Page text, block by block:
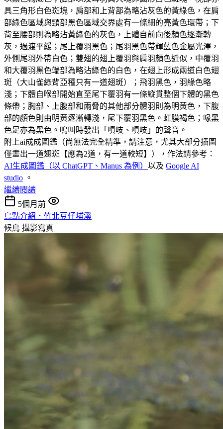
具三角形白色斑塊，肩部和上背部為略沾灰色的黃綠色，在肩
部綠色區域與頸部黑色區域交界處有一條細的亮黃色環帶；下
背至腰部則為略沾黃綠色的灰色，上體自前向後顏色逐漸轉
灰，過渡平緩；尾上覆羽黑色；尾羽黑色帶輝藍色金屬光澤，
外側尾羽外帶白色；雙翅的翅上覆羽與肩羽顏色近似，中覆羽
和大覆羽黑色端部為略沾綠色的白色，在翅上形成兩道白色翅
斑（大山雀綠背亞種只有一道翅斑）；飛羽黑色，羽緣色略
淺；下體自喉部開始直至尾下覆羽有一條縱貫整個下體的黑色
條帶；胸部、上腹部和兩脅的其他部分體羽則為明黃色，下腹
部的顏色則由明黃逐漸轉淺，尾下覆羽黑色。虹膜褐色；喙黑
色足亦為黑色。鳴叫時發出「嘖吱、嘖吱」的聲音。
附上ai成成圖鑑（尚無法完全精準，請注意，尤其大部分插圖
僅畫出一道翅斑【應為2道，有一道較短】），作法請參考：
AI生成圖鑑（以 ChatGPT、Manus 為例） 以及 Google AI
studio 。
繼續閱讀
5個月前
鳥點介紹．竹北豆仔埔溪
候鳥 攝影寫真